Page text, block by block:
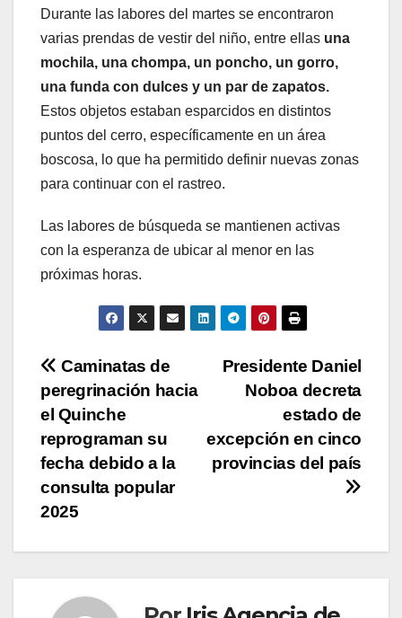
Durante las labores del martes se encontraron
varias prendas de vestir del niño, entre ellas una
mochila, una chompa, un poncho, un gorro,
una funda con dulces y un par de zapatos.
Estos objetos estaban esparcidos en distintos
puntos del cerro, específicamente en un área
boscosa, lo que ha permitido definir nuevas zonas
para continuar con el rastreo.
Las labores de búsqueda se mantienen activas
con la esperanza de ubicar al menor en las
próximas horas.
Navegación
de
entradas
Presidente Daniel
Noboa decreta
estado de
excepción en cinco
provincias del país
Caminatas de
peregrinación hacia
el Quinche
reprograman su
fecha debido a la
consulta popular
2025